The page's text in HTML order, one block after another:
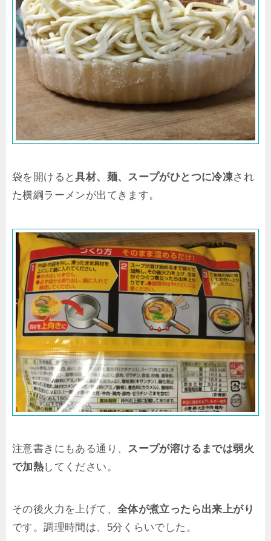
袋を開けると具材、麺、スープがひとつに冷凍され
た横綱ラーメンが出てきます。
注意書きにもある通り、 スープが溶けるまでは弱火
で加熱してください。
その後火力を上げて、 全体が煮立ったら出来上がり
です。調理時間は、5分くらいでした。